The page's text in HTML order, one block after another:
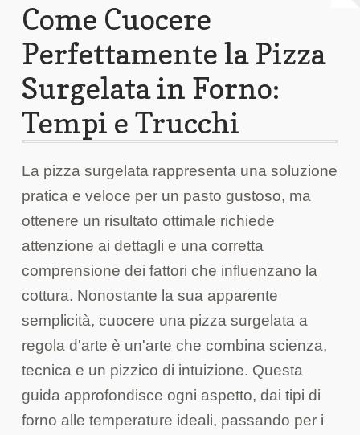
Come Cuocere
Perfettamente la Pizza
Surgelata in Forno:
Tempi e Trucchi
La pizza surgelata rappresenta una soluzione
pratica e veloce per un pasto gustoso, ma
ottenere un risultato ottimale richiede
attenzione ai dettagli e una corretta
comprensione dei fattori che influenzano la
cottura. Nonostante la sua apparente
semplicità, cuocere una pizza surgelata a
regola d'arte è un'arte che combina scienza,
tecnica e un pizzico di intuizione. Questa
guida approfondisce ogni aspetto, dai tipi di
forno alle temperature ideali, passando per i